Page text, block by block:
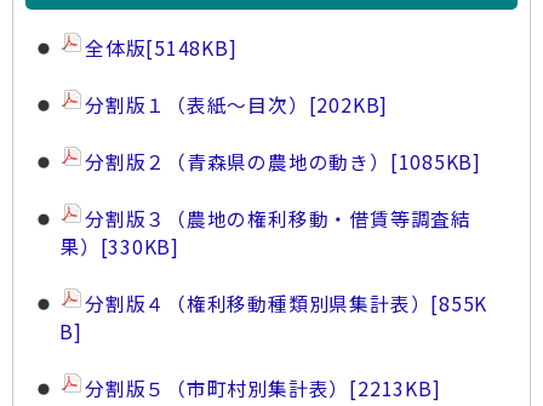
全体版[5148KB]
分割版１（表紙～目次） [202KB]
分割版２（青森県の農地の動き） [1085KB]
分割版３（農地の権利移動・借賃等調査結
果） [330KB]
分割版４（権利移動種類別県集計表） [855K
B]
分割版５（市町村別集計表） [2213KB]